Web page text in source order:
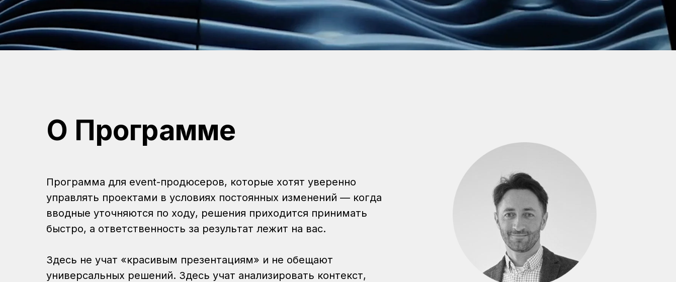
Программа для event-продюсеров, которые хотят уверенно
управлять проектами в условиях постоянных изменений — когда
вводные уточняются по ходу, решения приходится принимать
быстро, а ответственность за результат лежит на вас.
Здесь не учат «красивым презентациям» и не обещают
универсальных решений. Здесь учат анализировать контекст,
О Программе